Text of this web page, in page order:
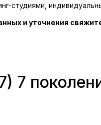
студиями,
и уточнения
7